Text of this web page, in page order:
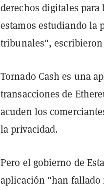
derechos digitales
estamos estudiando la
tribunales",
Tornado Cash es una
transacciones de
acuden los
la privacidad.
Pero el gobierno de
aplicación "han fallado